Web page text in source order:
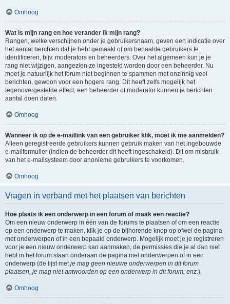
Omhoog
Wat is mijn rang en hoe verander ik mijn rang?
Rangen, welke verschijnen onder je gebruikersnaam, geven een indicatie over
het aantal berchten dat je hebt gemaakt of om bepaalde gebruikers te
identificeren, bijv. moderators en beheerders. Over het algemeen kun je je
rang niet wijzigen, aangezien ze ingesteld worden door een beheerder. Nu
moet je natuurlijk het forum niet beginnen te spammen met onzinnig veel
berichten, gewoon voor een hogere rang. Dit heeft zelfs mogelijk het
tegenovergestelde effect, een beheerder of moderator kunnen je berichten
aantal doen dalen.
Omhoog
Wanneer ik op de e-maillink van een gebruiker klik, moet ik me aanmelden?
Alleen geregistreerde gebruikers kunnen gebruik maken van het ingebouwde
e-mailformulier (indien de beheerder dit heeft ingeschakeld). Dit om misbruik
van het e-mailsysteem door anonieme gebruikers te voorkomen.
Omhoog
Vragen in verband met het plaatsen van berichten
Hoe plaats ik een onderwerp in een forum of maak een reactie?
Om een nieuw onderwerp in één van de forums te plaatsen of om een reactie
op een onderwerp te maken, klik je op de bijhorende knop op ofwel de pagina
met onderwerpen of in een bepaald onderwerp. Mogelijk moet je je registreren
voor je een nieuw onderwerp kan aanmaken, de permissies die je al dan niet
hebt in het forum staan onderaan de pagina met onderwerpen of in een
onderwerp (de lijst metje mag geen nieuwe onderwerpen in dit forum
plaatsen, je mag niet antwoorden op een onderwerp in dit forum, enz.).
Omhoog